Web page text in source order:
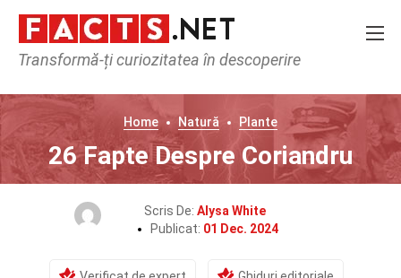
Transformă-ți curiozitatea în descoperire
Home Natură Plante
26 Fapte Despre Coriandru
Scris De: Alysa White
Publicat: 01 Dec. 2024